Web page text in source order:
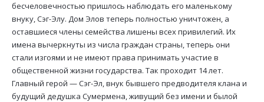
бесчеловечностью пришлось наблюдать его маленькому
внуку, Сэг-Элу. Дом Элов теперь полностью уничтожен, а
оставшиеся члены семейства лишены всех привилегий. Их
имена вычеркнуты из числа граждан страны, теперь они
стали изгоями и не имеют права принимать участие в
общественной жизни государства. Так проходит 14 лет.
Главный герой — Сэг-Эл, внук бывшего предводителя клана и
будущий дедушка Сумермена, живущий без имени и былой